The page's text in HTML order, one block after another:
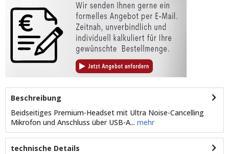
Beschreibung
Beidseitiges Premium-Headset mit Ultra Noise-Cancelling
Mikrofon und Anschluss über USB-A... mehr
technische Details